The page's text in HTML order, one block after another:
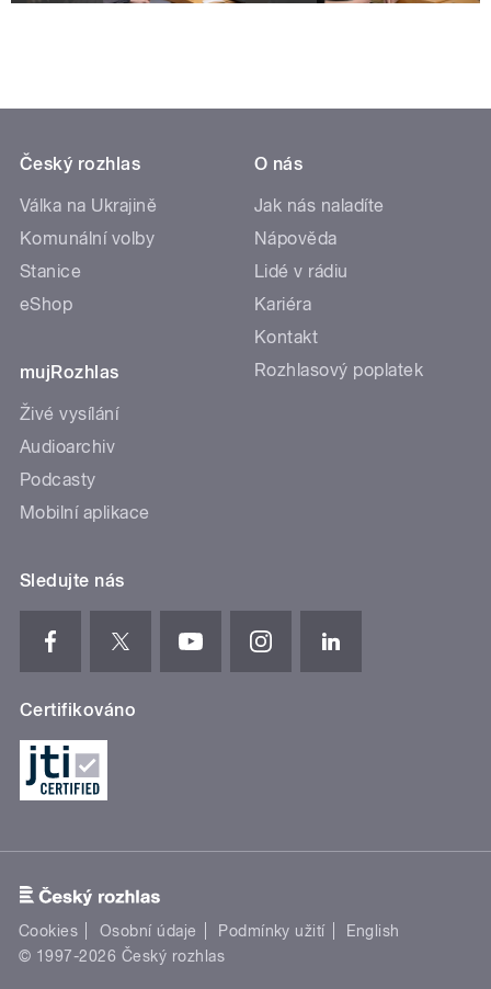
Český rozhlas
Válka na Ukrajině
Komunální volby
Stanice
eShop
mujRozhlas
Živé vysílání
Audioarchiv
Podcasty
Mobilní aplikace
O nás
Jak nás naladíte
Nápověda
Lidé v rádiu
Kariéra
Kontakt
Rozhlasový poplatek
Sledujte nás
Certifikováno
Cookies Osobní údaje Podmínky užití
English
© 1997-2026 Český rozhlas